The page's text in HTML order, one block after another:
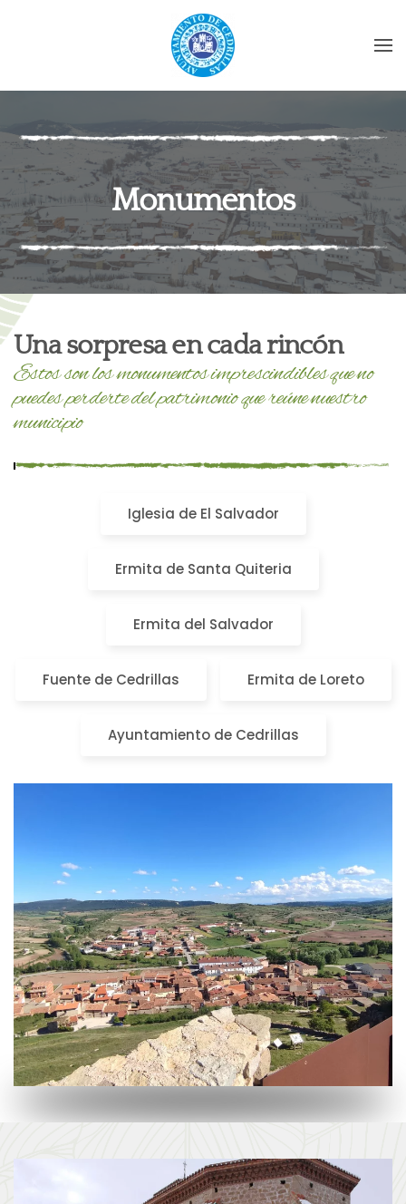
Skip to main content
Monumentos
Una sorpresa en cada rincón
Estos son los monumentos imprescindibles que no
puedes perderte del patrimonio que reúne nuestro
municipio
Iglesia de El Salvador
Ermita de Santa Quiteria
Ermita del Salvador
Fuente de Cedrillas Ermita de Loreto
Ayuntamiento de Cedrillas